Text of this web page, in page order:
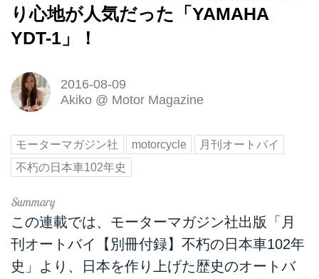
り心地が人気だった「YAMAHA
YDT-1」！
2016-08-09
Akiko @ Motor Magazine
モーターマガジン社 motorcycle
月刊オートバイ
不朽の日本車102年史
この連載では、モーターマガジン社出版「月
刊オートバイ【別冊付録】不朽の日本車102年
史」より、日本を作り上げた歴史のオートバ